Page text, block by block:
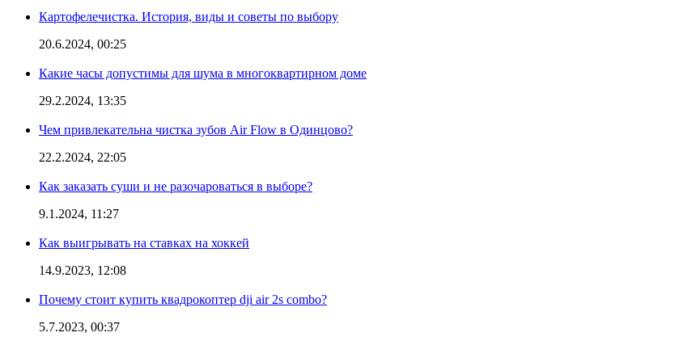
Картофелечистка. История, виды и советы по выбору
20.6.2024, 00:25
Какие часы допустимы для шума в многоквартирном доме
29.2.2024, 13:35
Чем привлекательна чистка зубов Air Flow в Одинцово?
22.2.2024, 22:05
Как заказать суши и не разочароваться в выборе?
9.1.2024, 11:27
Как выигрывать на ставках на хоккей
14.9.2023, 12:08
Почему стоит купить квадрокоптер dji air 2s combo?
5.7.2023, 00:37